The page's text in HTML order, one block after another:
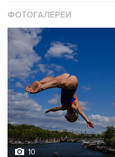
ФОТОГАЛЕРЕИ
10